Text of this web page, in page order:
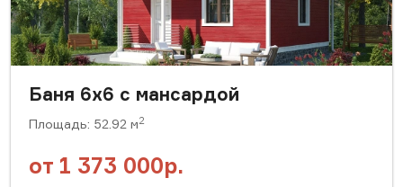
Баня 6x6 с мансардой
Площадь: 52.92 м2
от 1 373 000р.